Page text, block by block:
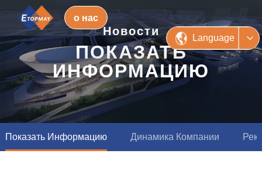
о нас
Language
Новости
ПОКАЗАТЬ
ИНФОРМАЦИЮ
Показать Информацию Динамика Компании